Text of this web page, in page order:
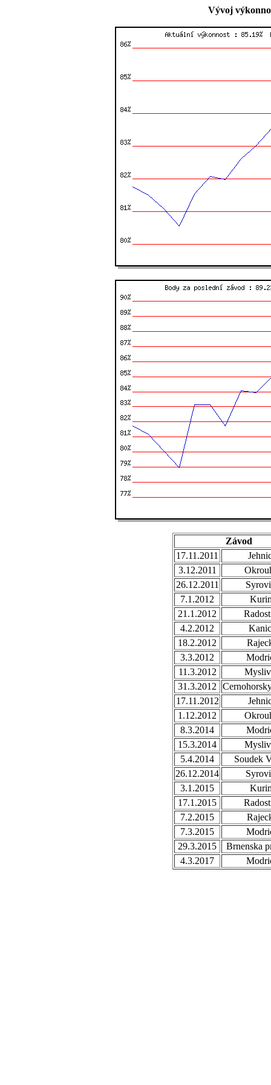
Vývoj
Závod
17.11.2011
3.12.2011
26.12.2011
7.1.2012
21.1.2012
4.2.2012
18.2.2012
3.3.2012
11.3.2012
31.3.2012
17.11.2012
1.12.2012
8.3.2014
15.3.2014
5.4.2014
Soudek
26.12.2014
3.1.2015
17.1.2015
7.2.2015
7.3.2015
29.3.2015
Brnenska
4.3.2017